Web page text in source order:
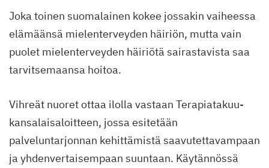
Joka toinen suomalainen kokee jossakin vaiheessa
elämäänsä mielenterveyden häiriön, mutta vain
puolet mielenterveyden häiriötä sairastavista saa
tarvitsemaansa hoitoa.
Vihreät nuoret ottaa ilolla vastaan Terapiatakuu-
kansalaisaloitteen, jossa esitetään
palveluntarjonnan kehittämistä saavutettavampaan
ja yhdenvertaisempaan suuntaan. Käytännössä